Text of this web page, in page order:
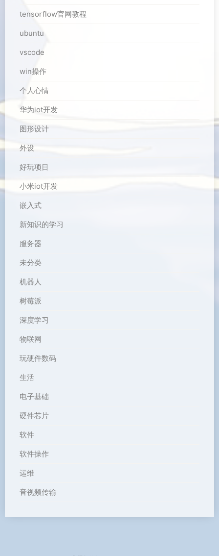
tensorflow官网教程
ubuntu
vscode
win操作
个人心情
华为iot开发
图形设计
外设
好玩项目
小米iot开发
嵌入式
新知识的学习
服务器
未分类
机器人
树莓派
深度学习
物联网
玩硬件数码
生活
电子基础
硬件芯片
软件
软件操作
运维
音视频传输